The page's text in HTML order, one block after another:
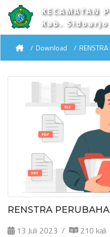
KECAMATAN
Kab. Sidoarjo
Download
RENSTRA
13 Juli 2023
210 kali